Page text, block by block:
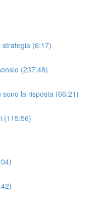
strategia (6:17)
(237:48)
la risposta (66:21)
(115:56)